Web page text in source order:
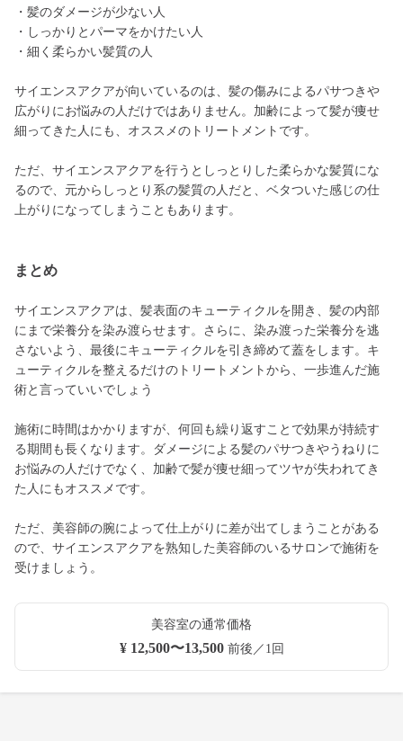
・髪のダメージが少ない人
・しっかりとパーマをかけたい人
・細く柔らかい髪質の人
サイエンスアクアが向いているのは、髪の傷みによるパサつきや
広がりにお悩みの人だけではありません。加齢によって髪が痩せ
細ってきた人にも、オススメのトリートメントです。
ただ、サイエンスアクアを行うとしっとりした柔らかな髪質にな
るので、元からしっとり系の髪質の人だと、ベタついた感じの仕
上がりになってしまうこともあります。
まとめ
サイエンスアクアは、髪表面のキューティクルを開き、髪の内部
にまで栄養分を染み渡らせます。さらに、染み渡った栄養分を逃
さないよう、最後にキューティクルを引き締めて蓋をします。キ
ューティクルを整えるだけのトリートメントから、一歩進んだ施
術と言っていいでしょう
施術に時間はかかりますが、何回も繰り返すことで効果が持続す
る期間も長くなります。ダメージによる髪のパサつきやうねりに
お悩みの人だけでなく、加齢で髪が痩せ細ってツヤが失われてき
た人にもオススメです。
ただ、美容師の腕によって仕上がりに差が出てしまうことがある
ので、サイエンスアクアを熟知した美容師のいるサロンで施術を
受けましょう。
美容室の通常価格
¥ 12,500〜13,500前後／1回